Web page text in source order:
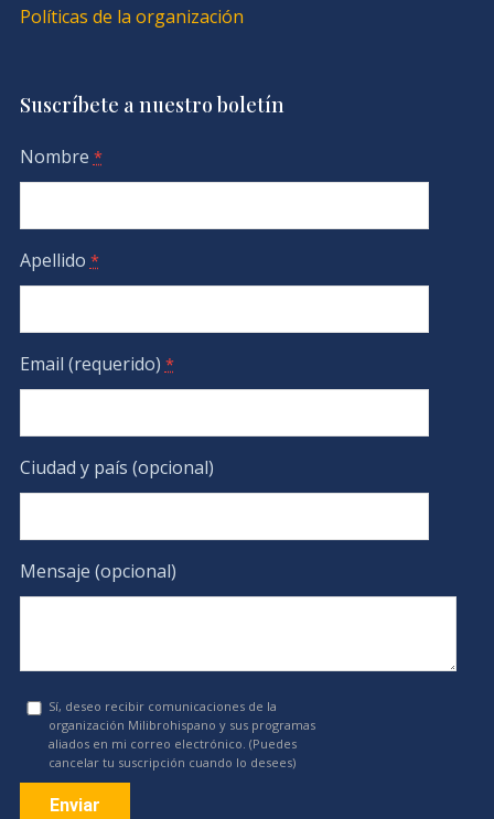
Políticas de la organización
Suscríbete a nuestro boletín
Nombre *
Apellido *
Email (requerido) *
Ciudad y país (opcional)
Mensaje (opcional)
Sí, deseo recibir comunicaciones de la
organización Milibrohispano y sus programas
aliados en mi correo electrónico. (Puedes
cancelar tu suscripción cuando lo desees)